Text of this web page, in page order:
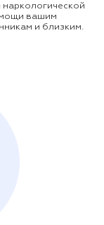
наркологической
вашим
и близким.